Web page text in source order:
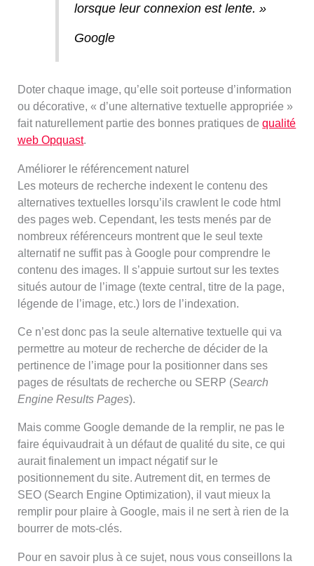
lorsque leur connexion est lente. »
Google
Doter chaque image, qu’elle soit porteuse d’information
ou décorative, « d’une alternative textuelle appropriée »
fait naturellement partie des bonnes pratiques dequalité
web Opquast.
Améliorer le référencement naturel
Les moteurs de recherche indexent le contenu des
alternatives textuelles lorsqu’ils crawlent le code html
des pages web. Cependant, les tests menés par de
nombreux référenceurs montrent que le seul texte
alternatif ne suffit pas à Google pour comprendre le
contenu des images. Il s’appuie surtout sur les textes
situés autour de l’image (texte central, titre de la page,
légende de l’image, etc.) lors de l’indexation.
Ce n’est donc pas la seule alternative textuelle qui va
permettre au moteur de recherche de décider de la
pertinence de l’image pour la positionner dans ses
pages de résultats de recherche ou SERP (Search
Engine Results Pages).
Mais comme Google demande de la remplir, ne pas le
faire équivaudrait à un défaut de qualité du site, ce qui
aurait finalement un impact négatif sur le
positionnement du site. Autrement dit, en termes de
SEO (Search Engine Optimization), il vaut mieux la
remplir pour plaire à Google, mais il ne sert à rien de la
bourrer de mots-clés.
Pour en savoir plus à ce sujet, nous vous conseillons la